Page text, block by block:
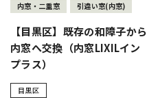
内窓・二重窓 引違い窓(内窓)
【目黒区】既存の和障子から
内窓へ交換（内窓LIXILイン
プラス）
目黒区